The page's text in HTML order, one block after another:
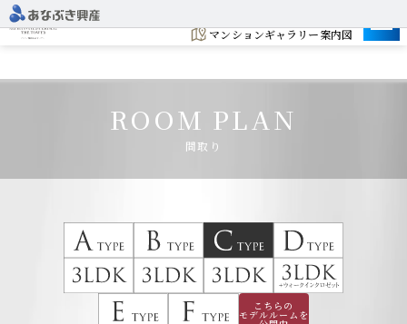
マンションギャラリー案内図
ROOM PLAN
間取り
こちらの
モデルルームを